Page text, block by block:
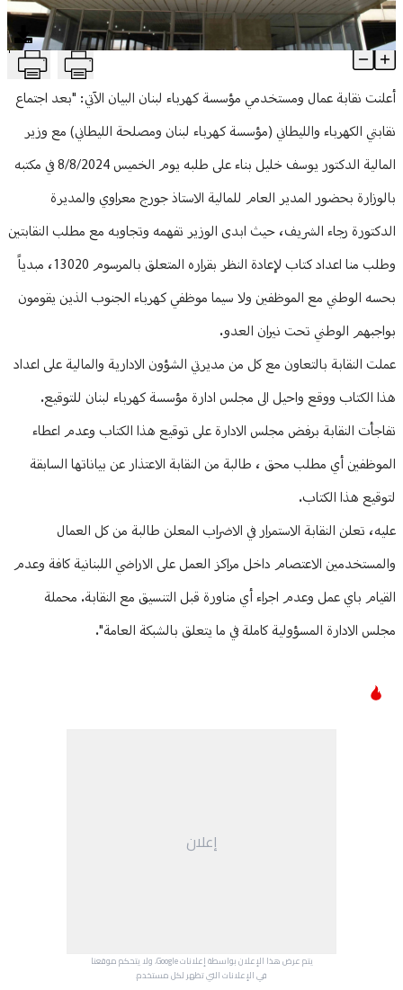
منوعات
نقابة عمال ومستخدمي كهرباء لبنان: مستمرون بالاضراب T
Article Content
أعلنت نقابة عمال ومستخدمي مؤسسة كهرباء لبنان البيان الآتي: "بعد اجتماع
نقابتي الكهرباء والليطاني (مؤسسة كهرباء لبنان ومصلحة الليطاني) مع وزير
المالية الدكتور يوسف خليل بناء على طلبه يوم الخميس 8/8/2024 في مكتبه
بالوزارة بحضور المدير العام للمالية الاستاذ جورج معراوي والمديرة
الدكتورة رجاء الشريف، حيث ابدى الوزير تفهمه وتجاوبه مع مطلب النقابتين
وطلب منا اعداد كتاب لإعادة النظر بقراره المتعلق بالمرسوم 13020، مبدياً
بحسه الوطني مع الموظفين ولا سيما موظفي كهرباء الجنوب الذين يقومون
بواجبهم الوطني تحت نيران العدو.
عملت النقابة بالتعاون مع كل من مديرتي الشؤون الادارية والمالية على اعداد
هذا الكتاب ووقع واحيل الى مجلس ادارة مؤسسة كهرباء لبنان للتوقيع.
تفاجأت النقابة برفض مجلس الادارة على توقيع هذا الكتاب وعدم اعطاء
الموظفين أي مطلب محق ، طالبة من النقابة الاعتذار عن بياناتها السابقة
لتوقيع هذا الكتاب.
عليه، تعلن النقابة الاستمرار في الاضراب المعلن طالبة من كل العمال
والمستخدمين الاعتصام داخل مراكز العمل على الاراضي اللبنانية كافة وعدم
القيام باي عمل وعدم اجراء أي مناورة قبل التنسيق مع النقابة. محملة
مجلس الادارة المسؤولية كاملة في ما يتعلق بالشبكة العامة".
إعلان
يتم عرض هذا الإعلان بواسطة إعلانات Google، ولا يتحكم موقعنا
في الإعلانات التي تظهر لكل مستخدم.